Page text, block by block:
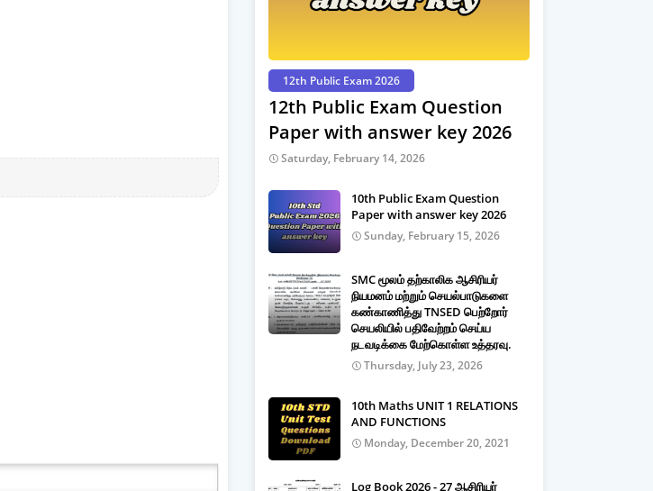
12th Public Exam 2026
12th Public Exam Question
Paper with answer key 2026
Saturday, February 14, 2026
10th Public Exam Question
Paper with answer key 2026
Sunday, February 15, 2026
SMC மூலம் தற்காலிக ஆசிரியர்
நியமனம் மற்றும் செயல்பாடுகளை
கண்காணித்து TNSED பெற்றோர்
செயலியில் பதிவேற்றம் செய்ய
நடவடிக்கை மேற்கொள்ள உத்தரவு.
Thursday, July 23, 2026
10th Maths UNIT 1 RELATIONS
AND FUNCTIONS
Monday, December 20, 2021
Log Book 2026 - 27 ஆசிரியர்